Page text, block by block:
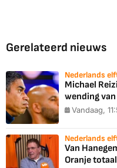
Gerelateerd nieuws
Nederlands
Michael
wending van
Vandaag,
Nederlands
Van
Oranje